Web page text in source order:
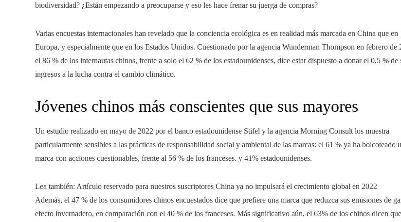
biodiversidad? ¿Están empezando a preocuparse y eso les hace frenar su juerga de compras?
Varias encuestas internacionales han revelado que la conciencia ecológica es en realidad más marcada en China que en
Europa, y especialmente que en los Estados Unidos. Cuestionado por la agencia Wunderman Thompson en febrero de
el 86 % de los internautas chinos, frente a solo el 62 % de los estadounidenses, dice estar dispuesto a donar el 0,5 % de
ingresos a la lucha contra el cambio climático.
Jóvenes chinos más conscientes que sus mayores
Un estudio realizado en mayo de 2022 por el banco estadounidense Stifel y la agencia Morning Consult los muestra
particularmente sensibles a las prácticas de responsabilidad social y ambiental de las marcas: el 61 % ya ha boicoteado
marca con acciones cuestionables, frente al 56 % de los franceses. y 41% estadounidenses.
Lea también: Artículo reservado para nuestros suscriptores China ya no impulsará el crecimiento global en 2022
Además, el 47 % de los consumidores chinos encuestados dice que prefiere una marca que reduzca sus emisiones de
efecto invernadero, en comparación con el 40 % de los franceses. Más significativo aún, el 63% de los chinos dicen que